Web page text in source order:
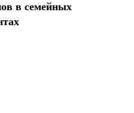
в семейных